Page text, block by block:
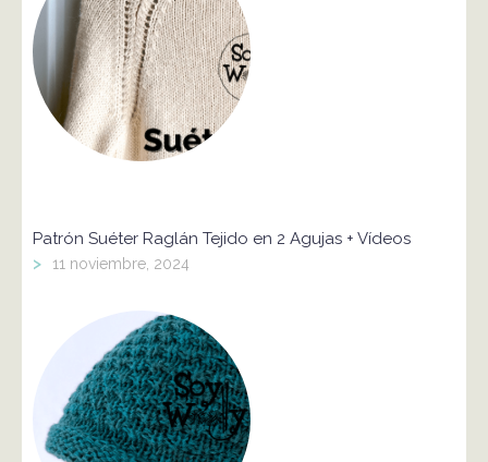
Patrón Suéter Raglán Tejido en 2 Agujas + Vídeos
> 11 noviembre, 2024